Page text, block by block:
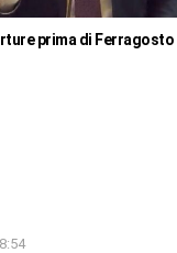
prima di Ferragosto